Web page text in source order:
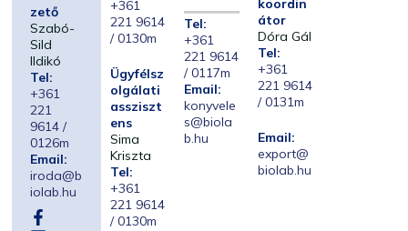
zető
Szabó-
Sild
Ildikó
Tel:
+361
221
9614 /
0126m
Email:
iroda@b
iolab.hu
+361
221 9614
/ 0130m
Ügyfélsz
olgálati
assziszt
ens
Sima
Kriszta
Tel:
+361
221 9614
/ 0130m
Tel:
+361
221 9614
/ 0117m
Email:
konyvele
s@biola
b.hu
koordin
átor
Dóra Gál
Tel:
+361
221 9614
/ 0131m
Email:
export@
biolab.hu